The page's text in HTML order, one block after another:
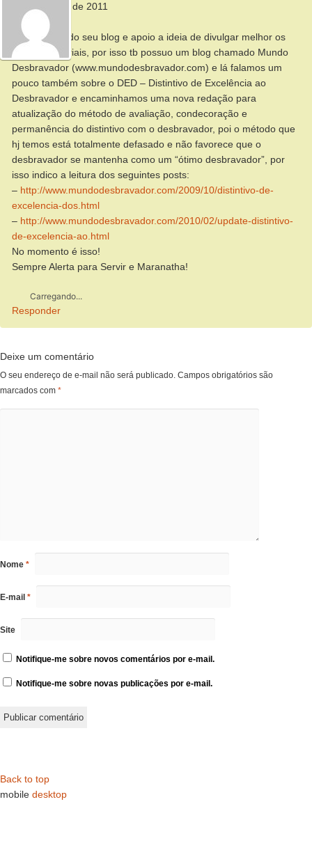
31 de janeiro de 2011
Olá Alberto,
Gosto muito do seu blog e apoio a ideia de divulgar melhor os
nossos materiais, por isso tb possuo um blog chamado Mundo
Desbravador (www.mundodesbravador.com) e lá falamos um
pouco também sobre o DED – Distintivo de Excelência ao
Desbravador e encaminhamos uma nova redação para
atualização do método de avaliação, condecoração e
permanência do distintivo com o desbravador, poi o método que
hj temos está totalmente defasado e não favorece que o
desbravador se mantenha como um “ótimo desbravador”, por
isso indico a leitura dos seguintes posts:
– http://www.mundodesbravador.com/2009/10/distintivo-de-
excelencia-dos.html
– http://www.mundodesbravador.com/2010/02/update-distintivo-
de-excelencia-ao.html
No momento é isso!
Sempre Alerta para Servir e Maranatha!
Carregando...
Responder
Deixe um comentário
O seu endereço de e-mail não será publicado. Campos obrigatórios são
marcados com *
Nome *
E-mail *
Site
Notifique-me sobre novos comentários por e-mail.
Notifique-me sobre novas publicações por e-mail.
Back to top
mobile desktop